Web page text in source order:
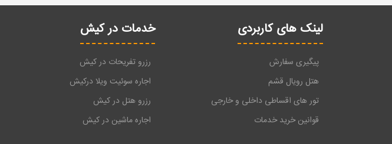
لینک های کاربردی
پیگیری سفارش
هتل رویال قشم
تور های اقساطی داخلی و خارجی
قوانین خرید خدمات
خدمات در کیش
رزرو تفریحات در کیش
اجاره سوئیت ویلا درکیش
رزرو هتل در کیش
اجاره ماشین در کیش